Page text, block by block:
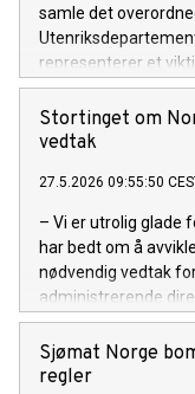
samle det
representerer et
og slagkraftig
preget av økende
konkurranse.
Stortinget om
vedtak
27.5.2026 09:55:50
– Vi er utrolig glade
har bedt om å
nødvendig vedtak
administrerende
Sjømatbedriftene.
Sjømat Norge
regler